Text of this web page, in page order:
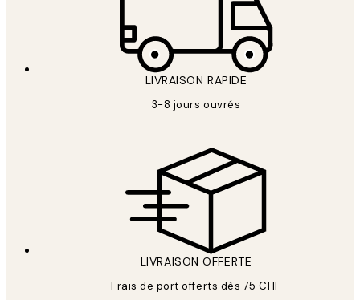
LIVRAISON RAPIDE
3-8 jours ouvrés
LIVRAISON OFFERTE
Frais de port offerts dès 75 CHF